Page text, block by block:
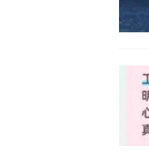
坚持
看
圈